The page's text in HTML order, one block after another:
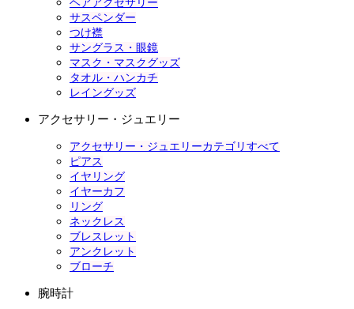
ヘアアクセサリー
サスペンダー
つけ襟
サングラス・眼鏡
マスク・マスクグッズ
タオル・ハンカチ
レイングッズ
アクセサリー・ジュエリー
アクセサリー・ジュエリーカテゴリすべて
ピアス
イヤリング
イヤーカフ
リング
ネックレス
ブレスレット
アンクレット
ブローチ
腕時計